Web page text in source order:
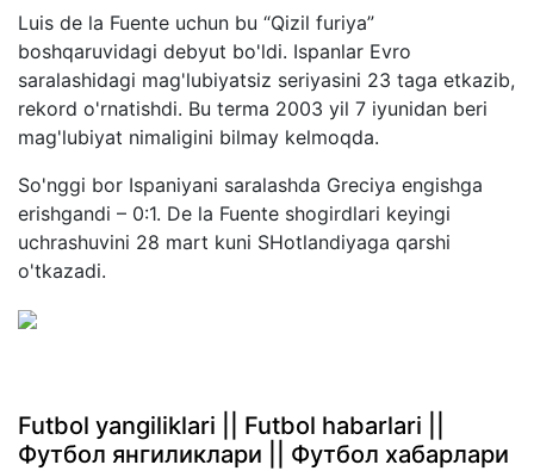
Luis de la Fuente uchun bu “Qizil furiya”
boshqaruvidagi debyut bo'ldi. Ispanlar Evro
saralashidagi mag'lubiyatsiz seriyasini 23 taga etkazib,
rekord o'rnatishdi. Bu terma 2003 yil 7 iyunidan beri
mag'lubiyat nimaligini bilmay kelmoqda.
So'nggi bor Ispaniyani saralashda Greciya engishga
erishgandi – 0:1. De la Fuente shogirdlari keyingi
uchrashuvini 28 mart kuni SHotlandiyaga qarshi
o'tkazadi.
Futbol yangiliklari || Futbol habarlari ||
Футбол янгиликлари || Футбол хабарлари